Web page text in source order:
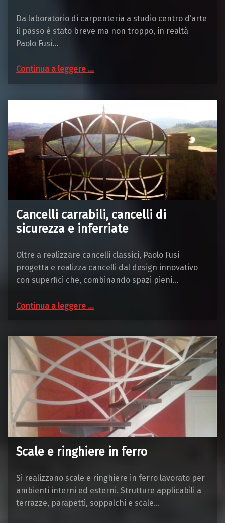
Da laboratorio di carpenteria a studio centro d’arte
il passo è stato breve ma non troppo, in realtà
Paolo Fusi…
Continua a leggere …
Cancelli carrabili, cancelli di
sicurezza e inferriate
Oltre a realizzare cancelli classici, Paolo Fusi
progetta e realizza cancelli dal design innovativo
con superfici che, combinando spazi pieni…
Continua a leggere …
Scale e ringhiere in ferro
Si realizzano scale e ringhiere in ferro lavorato per
ambienti interni ed esterni. Strutture applicabili a
terrazze, parapetti, soppalchi e scale…